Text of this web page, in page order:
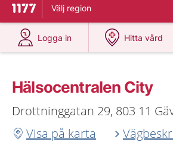
Till startsidan för 1177
Välj region
Logga in
på 1177.se
Hitta vård
på 1177.se
Hälsocentralen City
Drottninggatan 29, 803 11
Visa på karta